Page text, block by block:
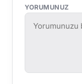
YORUMUNUZ